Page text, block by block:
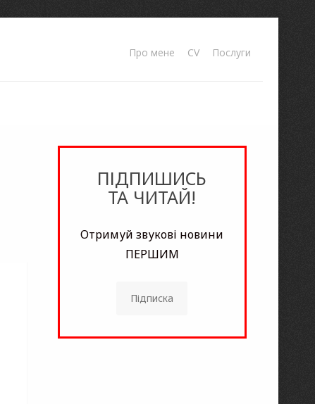
Про мене CV Послуги
ПІДПИШИСЬ
ТА ЧИТАЙ!
Отримуй звукові новини
ПЕРШИМ
Підписка